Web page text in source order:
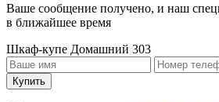
Ваше сообщение получено, и наш
в ближайшее время
Шкаф-купе Домашний 303
Купить